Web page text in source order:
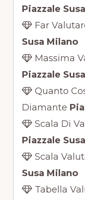
Piazzale
Far
Susa Milano
Massima
Piazzale
Quanto
Diamante
Scala Di
Piazzale
Scala
Susa Milano
Tabella